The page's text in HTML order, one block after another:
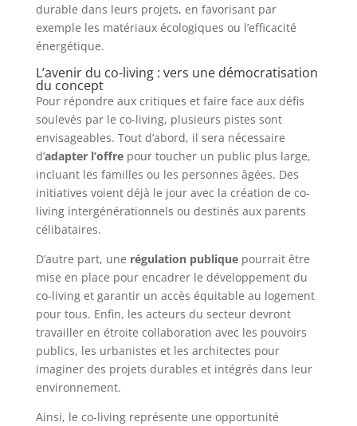
durable dans leurs projets, en favorisant par
exemple les matériaux écologiques ou l’efficacité
énergétique.
L’avenir du co-living : vers une démocratisation
du concept
Pour répondre aux critiques et faire face aux défis
soulevés par le co-living, plusieurs pistes sont
envisageables. Tout d’abord, il sera nécessaire
d’adapter l’offrepour toucher un public plus large,
incluant les familles ou les personnes âgées. Des
initiatives voient déjà le jour avec la création de co-
living intergénérationnels ou destinés aux parents
célibataires.
D’autre part, une régulation publiquepourrait être
mise en place pour encadrer le développement du
co-living et garantir un accès équitable au logement
pour tous. Enfin, les acteurs du secteur devront
travailler en étroite collaboration avec les pouvoirs
publics, les urbanistes et les architectes pour
imaginer des projets durables et intégrés dans leur
environnement.
Ainsi, le co-living représente une opportunité